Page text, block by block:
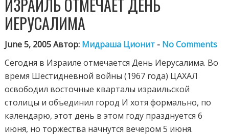
ИЗРАИЛЬ ОТМЕЧАЕТ ДЕНЬ
ИЕРУСАЛИМА
June 5, 2005 Автор: Мидраша Ционит - No Comments
Сегодня в Израиле отмечается День Иерусалима. Во
время Шестидневной войны (1967 года) ЦАХАЛ
освободил восточные кварталы израильской
столицы и объединил город И хотя формально, по
календарю, этот день в этом году празднуется 6
июня, но торжества начнутся вечером 5 июня.